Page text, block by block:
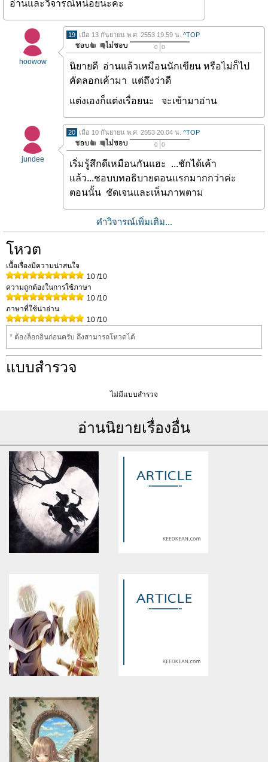
อ่านและวิจารณ์หน่อยนะคะ
hoowow
19 เมื่อ 13 กันยายน พ.ศ. 2553 19.59 น. ^TOP
0 0
นิยายดี อ่านแล้วเหมือนนักเขียน หรือไม่ก็ไป
คัดลอกเค้ามา แต่ถึงว่าดี
แต่งเองก็แต่งเรื่อยนะ จะเข้ามาอ่าน
jundee
20 เมื่อ 10 กันยายน พ.ศ. 2553 20.04 น. ^TOP
0 0
เริ่มรู้สึกดีเหมือนกันแฮะ ...ชักได้เค้า
แล้ว...ชอบบทอธิบายตอนแรกมากกว่าค่ะ
ตอนนั้น ชัดเจนและเห็นภาพตาม
คำวิจารณ์เพิ่มเติม...
โหวต
เนื้อเรื่องมีความน่าสนใจ
10 /10
ความถูกต้องในการใช้ภาษา
10 /10
ภาษาที่ใช้น่าอ่าน
10 /10
* ต้องล็อกอินก่อนครับ ถึงสามารถโหวดได้
แบบสำรวจ
ไม่มีแบบสำรวจ
อ่านนิยายเรื่องอื่น
constant article_topic -
assumed 'article_topic' (this
will throw an Error in a future
version of PHP) in
/home/keedkean/domains/keedkean.com/public_html/include/article/
on line534
ปราถนาลวง (Wish Fake Of
Love)
assumed 'article_topic' (this
will throw an Error in a future
Warning: Use of undefined
constant article_topic -
assumed 'article_topic' (this
will throw an Error in a future
version of PHP) in
/home/keedkean/domains/keedkean.com/public_html/include/article/